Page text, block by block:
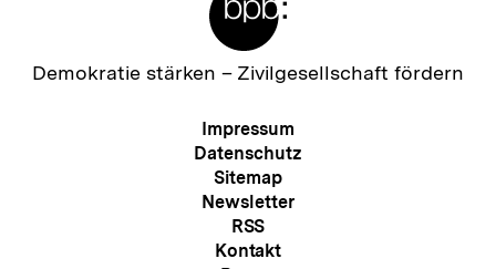
Zur
Demokratie stärken – Zivilgesellschaft fördern
Meta-
Navigation
Impressum
Datenschutz
Sitemap
Newsletter
RSS
Kontakt